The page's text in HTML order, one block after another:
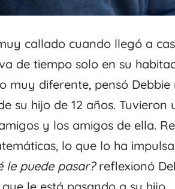
callado cuando llegó a
de tiempo solo en su
muy diferente, pensó
su hijo de 12 años.
y los amigos de ella.
lo que lo ha
le puede pasar?reflexionó